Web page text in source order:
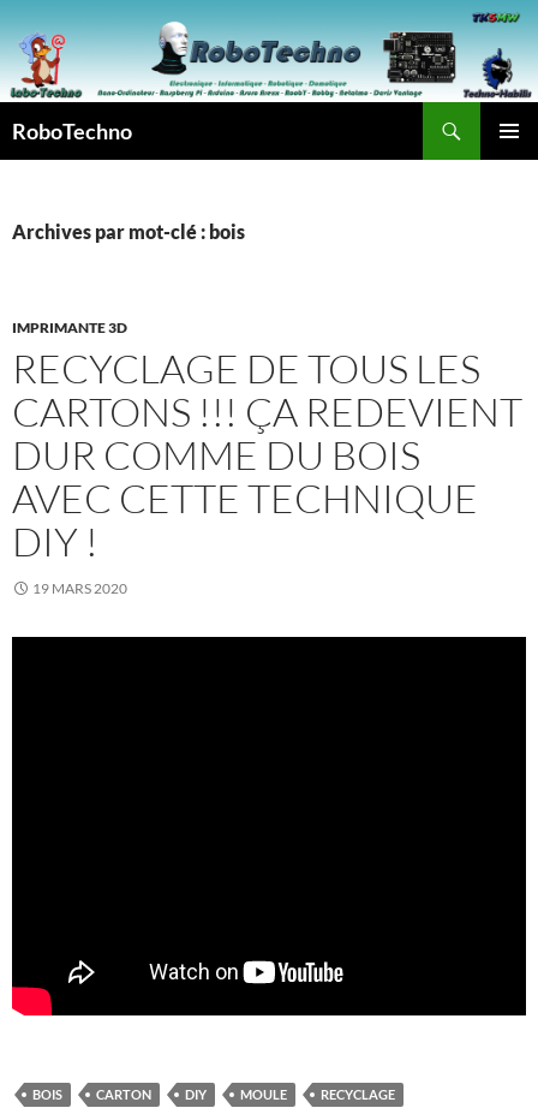
au
contenu
RoboTechno
Archives par mot-clé : bois
IMPRIMANTE 3D
RECYCLAGE DE TOUS LES
CARTONS !!! ÇA REDEVIENT
DUR COMME DU BOIS
AVEC CETTE TECHNIQUE
DIY !
19 MARS 2020
BOIS CARTON DIY MOULE RECYCLAGE